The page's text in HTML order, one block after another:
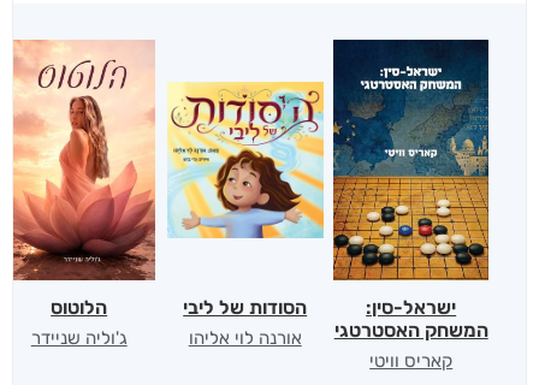
ישראל-סין:
המשחק האסטרטגי
קאריס וויטי
הסודות של ליבי
אורנה לוי אליהו
הלוטוס
ג'וליה שניידר